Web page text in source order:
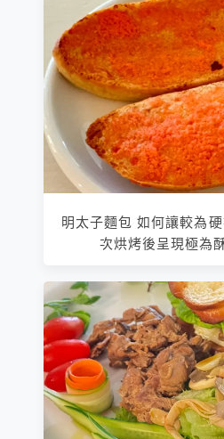
明太子麵包 如何讓較為
次烘烤後呈現極為